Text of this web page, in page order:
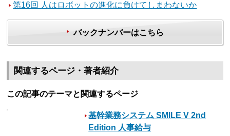
第16回 人はロボットの進化に負けてしまわないか
バックナンバーはこちら
関連するページ・著者紹介
この記事のテーマと関連するページ
基幹業務システム SMILE V 2nd
Edition 人事給与